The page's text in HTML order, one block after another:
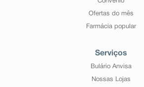
Ofertas do mês
Farmácia popular
Serviços
Bulário Anvisa
Nossas Lojas